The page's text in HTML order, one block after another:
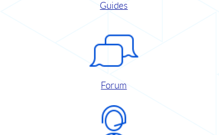
Guides
Forum